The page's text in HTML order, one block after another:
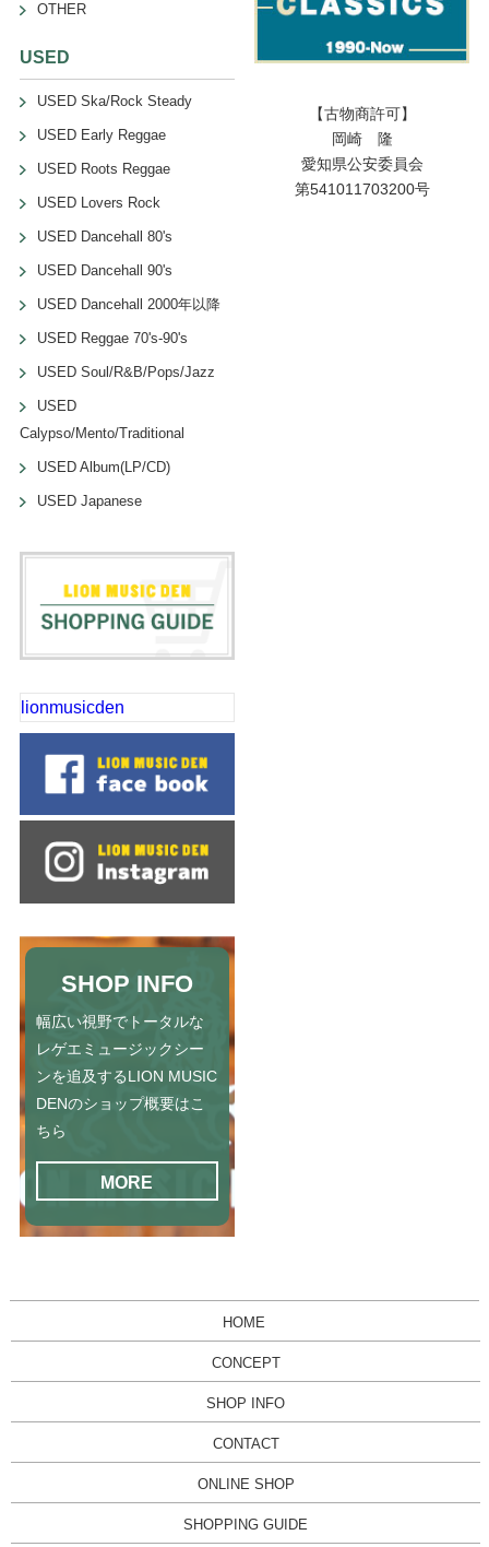
OTHER
USED
USED Ska/Rock Steady
USED Early Reggae
USED Roots Reggae
USED Lovers Rock
USED Dancehall 80's
USED Dancehall 90's
USED Dancehall 2000年以降
USED Reggae 70's-90's
USED Soul/R&B/Pops/Jazz
USED
Calypso/Mento/Traditional
USED Album(LP/CD)
USED Japanese
lionmusicden
SHOP INFO
幅広い視野でトータルな
レゲエミュージックシー
ンを追及するLION MUSIC
DENのショップ概要はこ
ちら
MORE
【古物商許可】
岡崎 隆
愛知県公安委員会
第541011703200号
HOME
CONCEPT
SHOP INFO
CONTACT
ONLINE SHOP
SHOPPING GUIDE